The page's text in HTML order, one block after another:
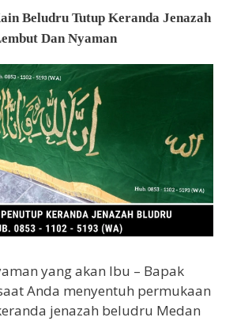
Beludru Tutup Keranda Jenazah
Dan Nyaman
yang akan Ibu – Bapak
Anda menyentuh permukaan
jenazah beludru Medan